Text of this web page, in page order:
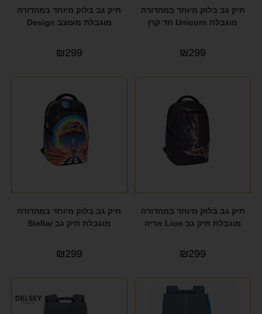
תיק גב בלוק מיוחד במהדורה
מוגבלת Unicorn חד קרן
₪299
תיק גב בלוק מיוחד במהדורה
מוגבלת מעוצב Design
₪299
תיק גב בלוק מיוחד במהדורה
מוגבלת תיק גב Lion אריה
₪299
תיק גב בלוק מיוחד במהדורה
מוגבלת תיק גב Stellar
₪299